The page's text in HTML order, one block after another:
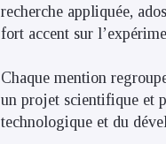
recherche appliquée,
fort accent sur
Chaque mention
un projet scientifique et
technologique et du